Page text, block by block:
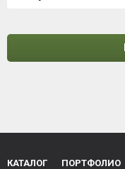
КАТАЛОГ ПОРТФОЛИО